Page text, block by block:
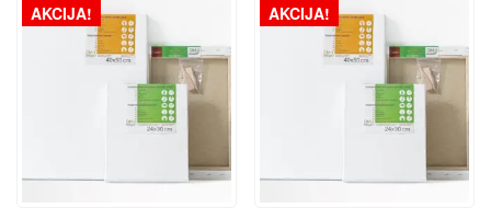
AKCIJA! AKCIJA!